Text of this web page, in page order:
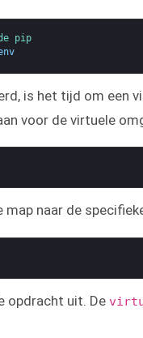
pip
is het tijd om een
voor de virtuele
naar de
opdracht uit. De